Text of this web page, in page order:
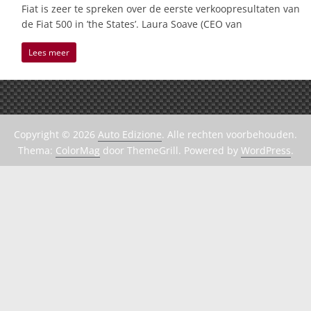
Fiat is zeer te spreken over de eerste verkoopresultaten van
de Fiat 500 in ’the States’. Laura Soave (CEO van
Lees meer
Copyright © 2026 Auto Edizione. Alle rechten voorbehouden.
Thema: ColorMag door ThemeGrill. Powered by WordPress.